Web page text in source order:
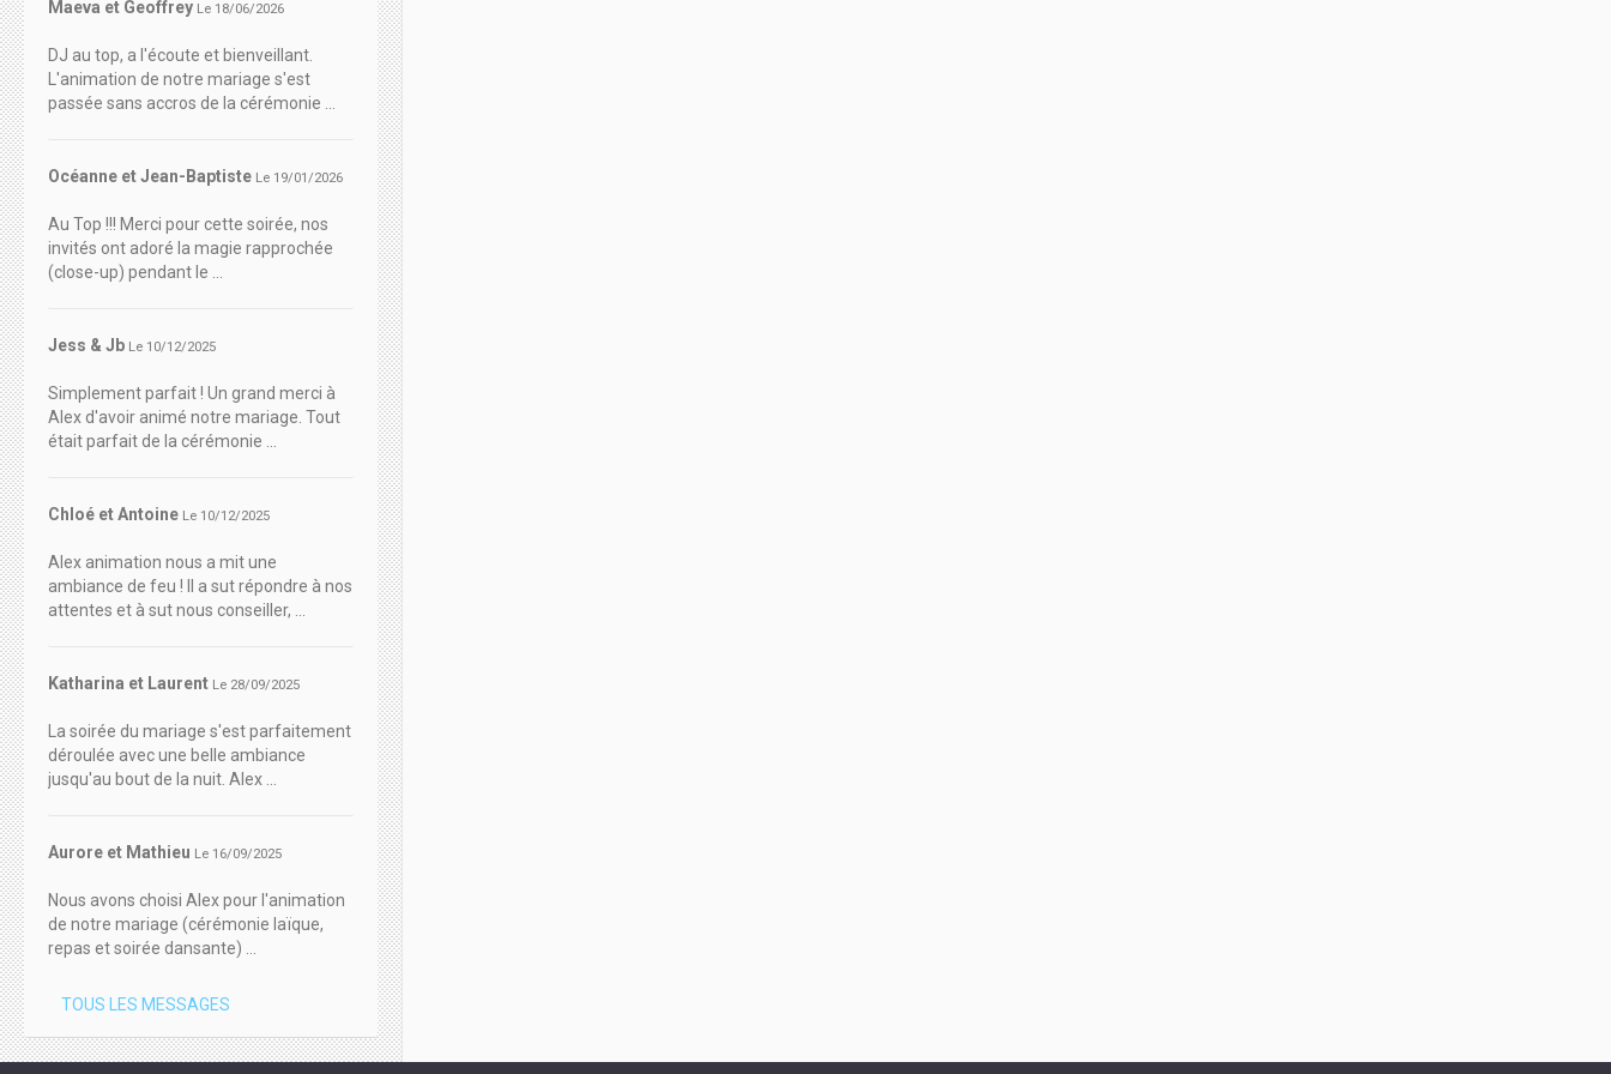
Maeva et Geoffrey Le 18/06/2026
DJ au top, a l'écoute et bienveillant.
L'animation de notre mariage s'est
passée sans accros de la cérémonie ...
Océanne et Jean-Baptiste Le 19/01/2026
Au Top !!! Merci pour cette soirée, nos
invités ont adoré la magie rapprochée
(close-up) pendant le ...
Jess & Jb Le 10/12/2025
Simplement parfait ! Un grand merci à
Alex d'avoir animé notre mariage. Tout
était parfait de la cérémonie ...
Chloé et Antoine Le 10/12/2025
Alex animation nous a mit une
ambiance de feu ! Il a sut répondre à nos
attentes et à sut nous conseiller, ...
Katharina et Laurent Le 28/09/2025
La soirée du mariage s'est parfaitement
déroulée avec une belle ambiance
jusqu'au bout de la nuit. Alex ...
Aurore et Mathieu Le 16/09/2025
Nous avons choisi Alex pour l'animation
de notre mariage (cérémonie laïque,
repas et soirée dansante) ...
TOUS LES MESSAGES